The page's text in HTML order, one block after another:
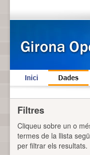
Inici Dades
Filtres
Cliqueu sobre un o
termes de la llista
per filtrar els resultats.